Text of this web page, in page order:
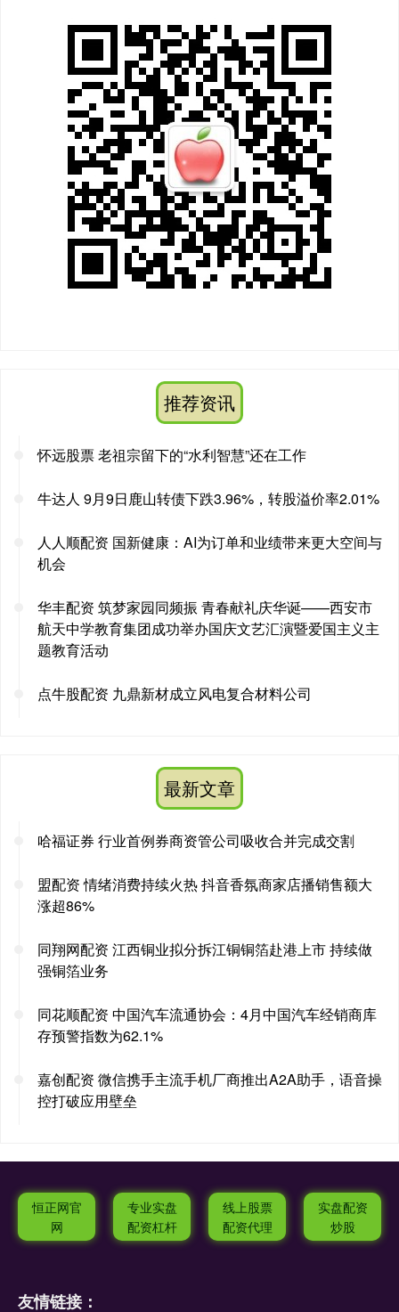
推荐资讯
怀远股票 老祖宗留下的“水利智慧”还在工作
牛达人 9月9日鹿山转债下跌3.96%，转股溢价率2.01%
人人顺配资 国新健康：AI为订单和业绩带来更大空间与
机会
华丰配资 筑梦家园同频振 青春献礼庆华诞——西安市
航天中学教育集团成功举办国庆文艺汇演暨爱国主义主
题教育活动
点牛股配资 九鼎新材成立风电复合材料公司
最新文章
哈福证券 行业首例券商资管公司吸收合并完成交割
盟配资 情绪消费持续火热 抖音香氛商家店播销售额大
涨超86%
同翔网配资 江西铜业拟分拆江铜铜箔赴港上市 持续做
强铜箔业务
同花顺配资 中国汽车流通协会：4月中国汽车经销商库
存预警指数为62.1%
嘉创配资 微信携手主流手机厂商推出A2A助手，语音操
控打破应用壁垒
恒正网官
网
专业实盘
配资杠杆
线上股票
配资代理
实盘配资
炒股
友情链接：